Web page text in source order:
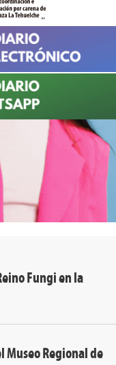
Fungi en la
Museo Regional de